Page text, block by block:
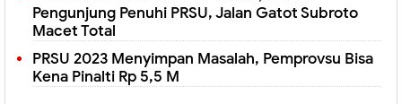
Pengunjung Penuhi PRSU, Jalan Gatot Subroto
Macet Total
PRSU 2023 Menyimpan Masalah, Pemprovsu Bisa
Kena Pinalti Rp 5,5 M